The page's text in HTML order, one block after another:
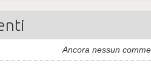
Ancora nessun